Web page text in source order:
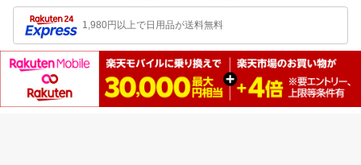
1,980円以上で日用品が送料無料